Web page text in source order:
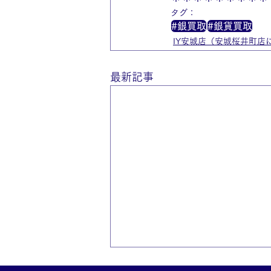
タグ：
#銀買取#銀貨買取
IY安城店（安城桜井町店
最新記事